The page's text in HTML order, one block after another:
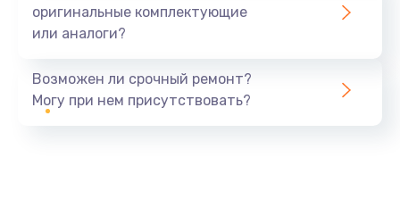
оригинальные комплектующие
или аналоги?
Возможен ли срочный ремонт?
Могу при нем присутствовать?